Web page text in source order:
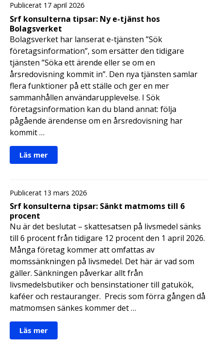
Publicerat 17 april 2026
Srf konsulterna tipsar: Ny e-tjänst hos
Bolagsverket
Bolagsverket har lanserat e-tjänsten ”Sök
företagsinformation”, som ersätter den tidigare
tjänsten ”Söka ett ärende eller se om en
årsredovisning kommit in”. Den nya tjänsten samlar
flera funktioner på ett ställe och ger en mer
sammanhållen användarupplevelse. I Sök
företagsinformation kan du bland annat: följa
pågående ärendense om en årsredovisning har
kommit …
Läs mer
Publicerat 13 mars 2026
Srf konsulterna tipsar: Sänkt matmoms till 6
procent
Nu är det beslutat – skattesatsen på livsmedel sänks
till 6 procent från tidigare 12 procent den 1 april 2026.
Många företag kommer att omfattas av
momssänkningen på livsmedel. Det här är vad som
gäller. Sänkningen påverkar allt från
livsmedelsbutiker och bensinstationer till gatukök,
kaféer och restauranger. Precis som förra gången då
matmomsen sänkes kommer det …
Läs mer